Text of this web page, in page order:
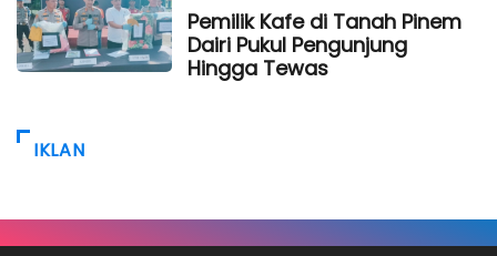
Pemilik Kafe di Tanah Pinem
Dairi Pukul Pengunjung
Hingga Tewas
IKLAN